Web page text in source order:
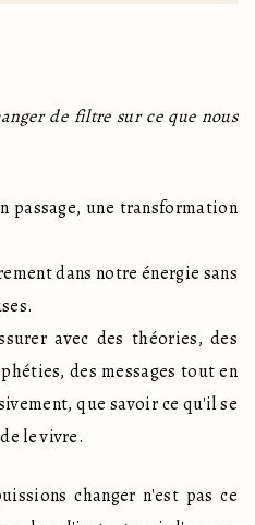
de filtre sur ce que nous
passage, une transformation
dans notre énergie sans
avec des théories, des
des messages tout en
que savoir ce qu'il se
le vivre.
changer n'est pas ce